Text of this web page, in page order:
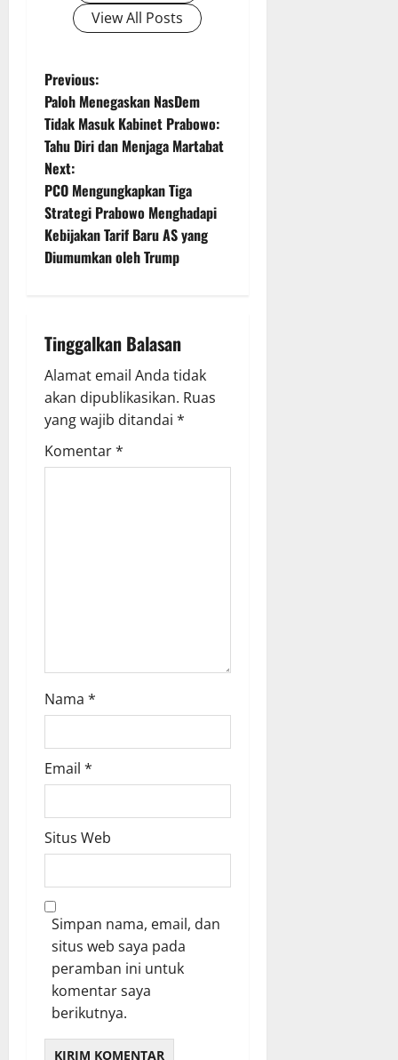
View All Posts
P
o
s
t
n
a
i
g
a
t
Previous:
Paloh Menegaskan NasDem
Tidak Masuk Kabinet Prabowo:
Tahu Diri dan Menjaga Martabat
Next:
PCO Mengungkapkan Tiga
Strategi Prabowo Menghadapi
Kebijakan Tarif Baru AS yang
Diumumkan oleh Trump
Tinggalkan Balasan
Alamat email Anda tidak
akan dipublikasikan. Ruas
yang wajib ditandai *
Komentar*
Nama *
Email *
Situs Web
Simpan nama, email, dan
situs web saya pada
peramban ini untuk
komentar saya
berikutnya.